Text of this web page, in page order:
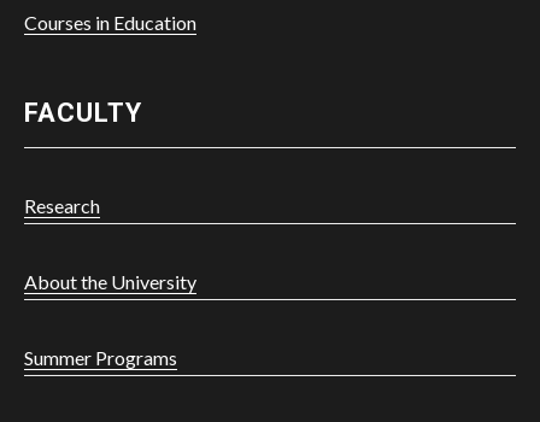
Courses in Education
FACULTY
Research
About the University
Summer Programs